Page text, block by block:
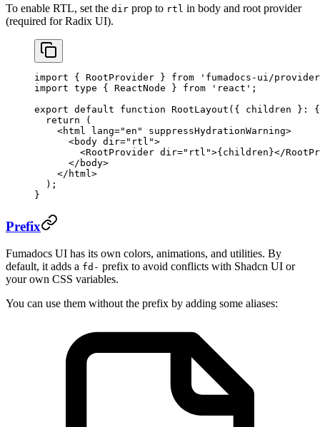
To enable RTL, set the dir prop to rtl in body and root provider
(required for Radix UI).
import { RootProvider } from 'fumadocs-ui/
import type { ReactNode } from 'react' ;
export default function RootLayout ({ children } :
  return
(
    <
html lang="en" suppressHydrationWarning>
      <
body dir="rtl">
        <
RootProvider dir="rtl">{children}</
      </
body>
    </
html >
  );
}
Prefix
Fumadocs UI has its own colors, animations, and utilities. By
default, it adds a fd- prefix to avoid conflicts with Shadcn UI or
your own CSS variables.
You can use them without the prefix by adding some aliases: